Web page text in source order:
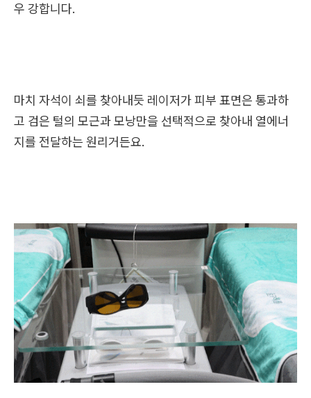
우 강합니다.
마치 자석이 쇠를 찾아내듯 레이저가 피부 표면은 통과하
고 검은 털의 모근과 모낭만을 선택적으로 찾아내 열에너
지를 전달하는 원리거든요.